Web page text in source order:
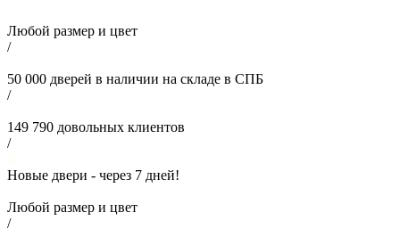
Любой размер и цвет
/
50 000 дверей в наличии на складе в СПБ
/
149 790 довольных клиентов
/
Новые двери - через 7 дней!
Любой размер и цвет
/